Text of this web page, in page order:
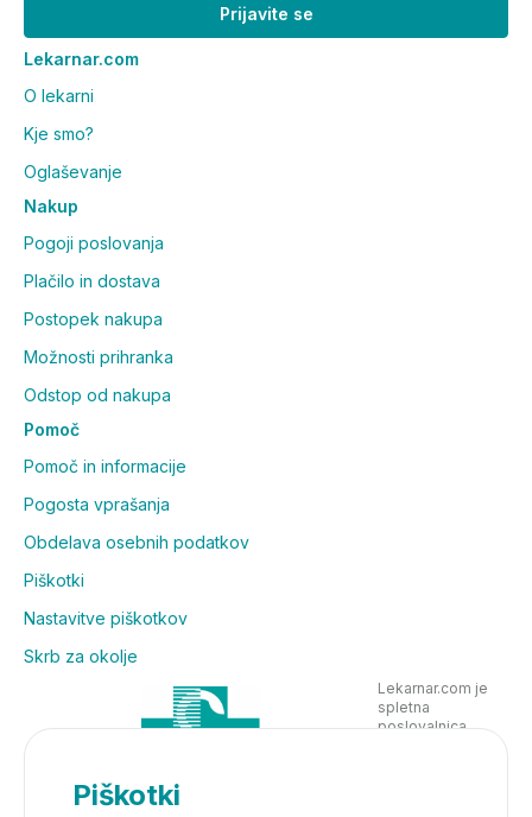
Prijavite se
Lekarnar.com
O lekarni
Kje smo?
Oglaševanje
Nakup
Pogoji poslovanja
Plačilo in dostava
Postopek nakupa
Možnosti prihranka
Odstop od nakupa
Pomoč
Pomoč in informacije
Pogosta vprašanja
Obdelava osebnih podatkov
Piškotki
Nastavitve piškotkov
Skrb za okolje
Lekarnar.com je
spletna
poslovalnica
Piškotki